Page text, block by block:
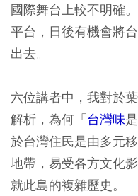
國際舞台上較不明確
平台，日後有機會將
出去。
六位講者中，我對於
解析，為何「台灣味
於台灣住民是由多元
地帶，易受各方文化
就此島的複雜歷史。